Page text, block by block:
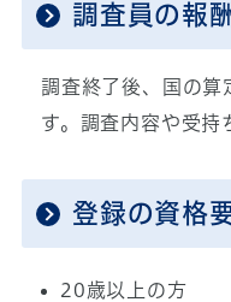
調査員の報酬
調査終了後、国の算
す。調査内容や受持
登録の資格
20歳以上の方